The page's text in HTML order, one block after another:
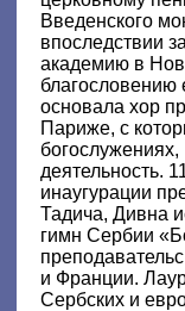
Введенского
впоследствии
академию в
благословению
основала хор
Париже, с
деятельность.
инаугурации
Тадича, Дивна
гимн Сербии
и Франции.
Сербских и